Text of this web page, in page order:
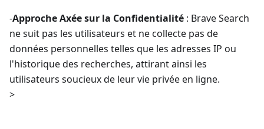
-Approche Axée sur la Confidentialité : Brave Search
ne suit pas les utilisateurs et ne collecte pas de
données personnelles telles que les adresses IP ou
l'historique des recherches, attirant ainsi les
utilisateurs soucieux de leur vie privée en ligne.
>